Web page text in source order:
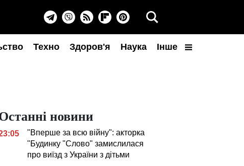
Техно Здоров'я Наука Інше
новини
"Вперше за всю війну": акторка
"Будинку "Слово" замислилася
про виїзд з України з дітьми